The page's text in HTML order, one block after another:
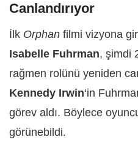
Canlandırıyor
İlk Orphan filmi vizyona
Isabelle Fuhrman, şimdi
rağmen rolünü yeniden
Kennedy Irwin‘in
görev aldı. Böylece
görünebildi.